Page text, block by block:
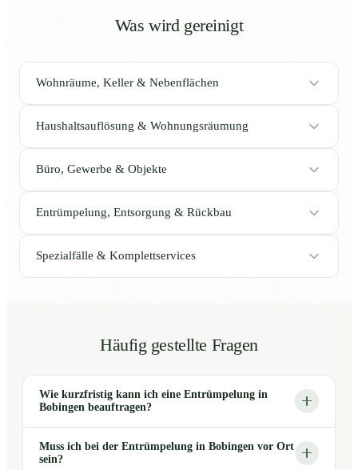
Was wird gereinigt
Wohnräume, Keller & Nebenflächen
Haushaltsauflösung & Wohnungsräumung
Büro, Gewerbe & Objekte
Entrümpelung, Entsorgung & Rückbau
Spezialfälle & Komplettservices
Häufig gestellte Fragen
Wie kurzfristig kann ich eine Entrümpelung in
Bobingen beauftragen?
Muss ich bei der Entrümpelung in Bobingen vor Ort
sein?